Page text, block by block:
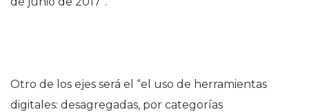
Otro de los ejes será el “el uso de herramientas
digitales: desagregadas, por categorías